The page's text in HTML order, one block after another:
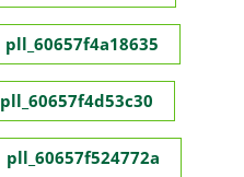
pll_60657f4a18635
pll_60657f4d53c30
pll_60657f524772a